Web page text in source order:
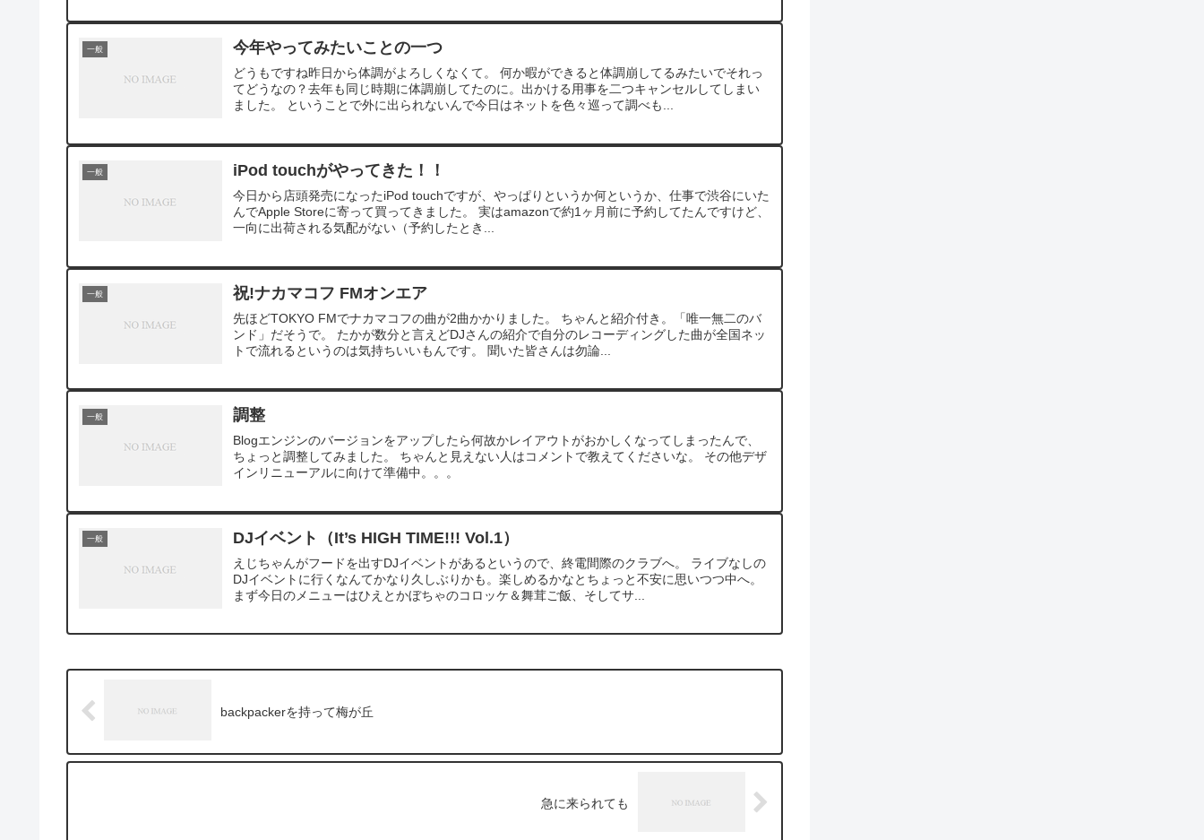
一般 今年やってみたいことの一つ
どうもですね昨日から体調がよろしくなくて。 何か暇ができると体調崩してるみたいでそれっ
てどうなの？去年も同じ時期に体調崩してたのに。出かける用事を二つキャンセルしてしまい
ました。 ということで外に出られないんで今日はネットを色々巡って調べも...
一般 iPod touchがやってきた！！
今日から店頭発売になったiPod touchですが、やっぱりというか何というか、仕事で渋谷にいた
んでApple Storeに寄って買ってきました。 実はamazonで約1ヶ月前に予約してたんですけど、
一向に出荷される気配がない（予約したとき...
一般 祝!ナカマコフ FMオンエア
先ほどTOKYO FMでナカマコフの曲が2曲かかりました。 ちゃんと紹介付き。「唯一無二のバ
ンド」だそうで。 たかが数分と言えどDJさんの紹介で自分のレコーディングした曲が全国ネッ
トで流れるというのは気持ちいいもんです。 聞いた皆さんは勿論...
一般 調整
Blogエンジンのバージョンをアップしたら何故かレイアウトがおかしくなってしまったんで、
ちょっと調整してみました。 ちゃんと見えない人はコメントで教えてくださいな。 その他デザ
インリニューアルに向けて準備中。。。
一般 DJイベント（It’s HIGH TIME!!! Vol.1）
えじちゃんがフードを出すDJイベントがあるというので、終電間際のクラブへ。 ライブなしの
DJイベントに行くなんてかなり久しぶりかも。楽しめるかなとちょっと不安に思いつつ中へ。
まず今日のメニューはひえとかぼちゃのコロッケ＆舞茸ご飯、そしてサ...
backpackerを持って梅が丘
急に来られても